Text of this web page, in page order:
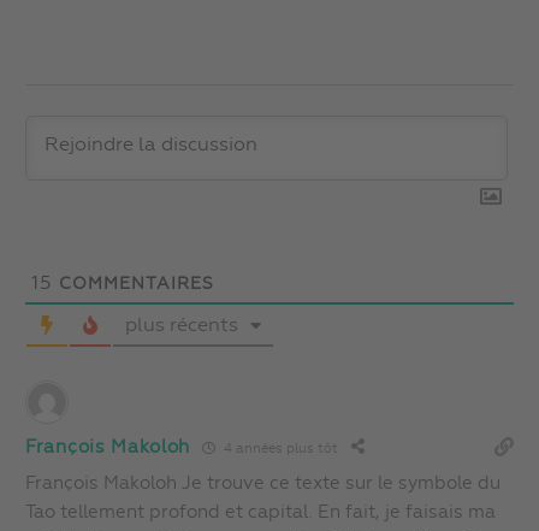
15 COMMENTAIRES
plus récents
François Makoloh 4 années plus tôt
François Makoloh Je trouve ce texte sur le symbole du
Tao tellement profond et capital. En fait, je faisais ma